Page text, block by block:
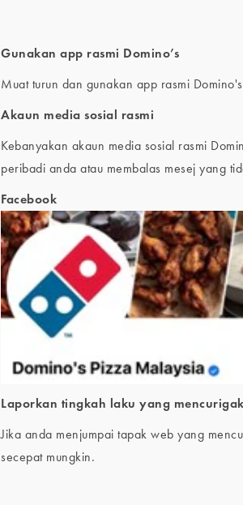
Gunakan app rasmi Domino’s
Muat turun dan gunakan app rasmi
Akaun media sosial rasmi
Kebanyakan akaun media sosial rasmi
peribadi anda atau membalas mesej yang
Facebook
Laporkan tingkah laku yang
Jika anda menjumpai tapak web yang
secepat mungkin.